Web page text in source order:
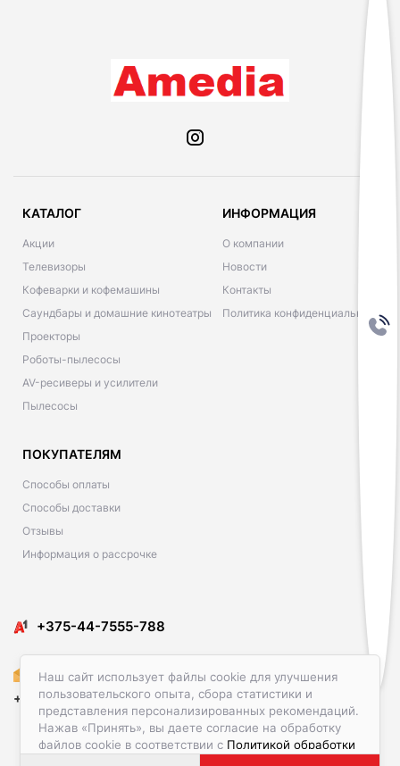
Наш сайт использует файлы cookie для улучшения
пользовательского опыта, сбора статистики и
представления персонализированных рекомендаций.
Нажав «Принять», вы даете согласие на обработку
файлов cookie в соответствии с Политикой обработки
КАТАЛОГ
Акции
Телевизоры
Кофеварки и кофемашины
Саундбары и домашние кинотеатры
Проекторы
Роботы-пылесосы
AV-ресиверы и усилители
Пылесосы
ИНФОРМАЦИЯ
О компании
Новости
Контакты
Политика конфиденциальности
ПОКУПАТЕЛЯМ
Способы оплаты
Способы доставки
Отзывы
Информация о рассрочке
​​+375-44-7555-788
Amediacon@gmail.com
+375-29-586-23-00